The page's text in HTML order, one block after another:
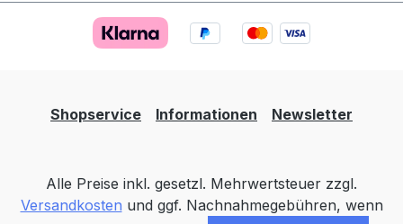
Shopservice Informationen Newsletter
Alle Preise inkl. gesetzl. Mehrwertsteuer zzgl.
Versandkosten und ggf. Nachnahmegebühren, wenn
Farben invertieren Monochrom
Animationen stoppen Überschriften hervorheben